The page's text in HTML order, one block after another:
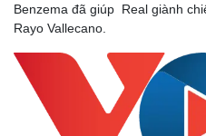
Benzema đã giúp Real giành
Rayo Vallecano.